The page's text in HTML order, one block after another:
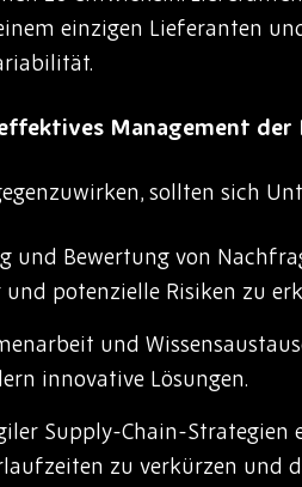
einzigen Lieferanten
Management
sollten sich
und Bewertung von
potenzielle Risiken zu
und
innovative Lösungen.
Supply-Chain-Strategien
zu verkürzen und